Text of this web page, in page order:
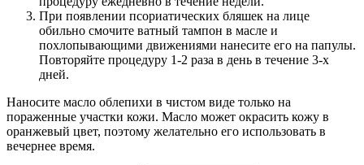
При появлении псориатических бляшек на лице
обильно смочите ватный тампон в масле и
похлопывающими движениями нанесите его на папулы.
Повторяйте процедуру 1-2 раза в день в течение 3-х
дней.
Наносите масло облепихи в чистом виде только на
пораженные участки кожи. Масло может окрасить кожу в
оранжевый цвет, поэтому желательно его использовать в
вечернее время.